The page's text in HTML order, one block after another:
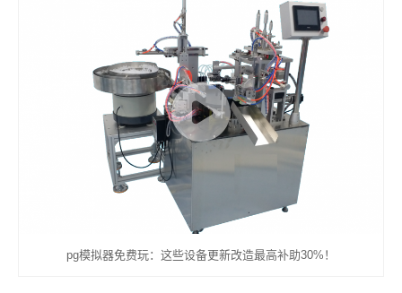
pg模拟器免费玩：这些设备更新改造最高补助30%！